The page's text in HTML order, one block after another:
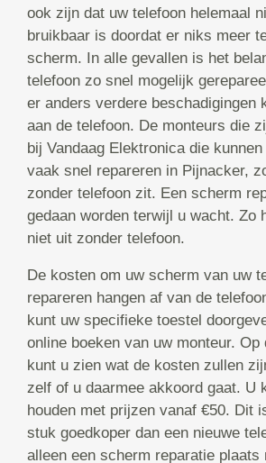
ook zijn dat uw telefoon helemaal
bruikbaar is doordat er niks meer
scherm. In alle gevallen is het
telefoon zo snel mogelijk
er anders verdere beschadigingen
aan de telefoon. De monteurs die
bij Vandaag Elektronica die
vaak snel repareren in Pijnacker,
zonder telefoon zit. Een scherm
gedaan worden terwijl u wacht. Zo
niet uit zonder telefoon.
De kosten om uw scherm van uw
repareren hangen af van de
kunt uw specifieke toestel
online boeken van uw monteur. Op
kunt u zien wat de kosten zullen
zelf of u daarmee akkoord gaat. U
houden met prijzen vanaf €50. Dit
stuk goedkoper dan een nieuwe
alleen een scherm reparatie plaats